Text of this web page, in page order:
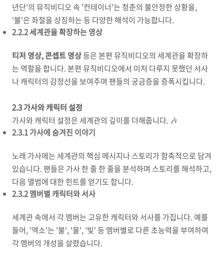
년단'의 뮤직비디오 속 '컨테이너'는 청춘의 불안정한 상황을,
'불'은 좌절을 상징하는 등 다양한 해석이 가능합니다.
2.2.2 세계관을 확장하는 영상
티저 영상, 콘셉트 영상등은 본편 뮤직비디오의 세계관을 확장하
는 역할을 합니다. 본편 뮤직비디오에서 미처 다루지 못했던 서사
나 캐릭터의 감정선을 보여주며 팬들의 궁금증을 증폭시킵니다.
2.3 가사와 캐릭터 설정
가사와 캐릭터 설정은 세계관의 깊이를 더해줍니다. 🎶
2.3.1 가사에 숨겨진 이야기
노래 가사에는 세계관의 핵심 메시지나 스토리가 함축적으로 담겨
있습니다. 팬들은 가사 한 줄 한 줄을 분석하며 스토리를 해석하고,
다음 앨범에 대한 힌트를 얻기도 합니다.
2.3.2 멤버별 캐릭터와 서사
세계관 속에서 각 멤버는 고유한 캐릭터와 서사를 가집니다. 예를
들어, '엑소'는 '불', '물', '빛' 등 멤버별로 다른 초능력을 부여하여
각 멤버의 개성을 살렸습니다.